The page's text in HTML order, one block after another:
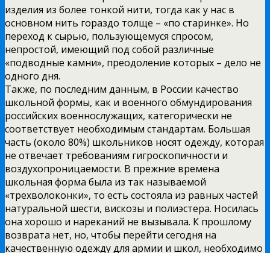
изделия из более тонкой нити, тогда как у нас в
основном нить гораздо толще – «по старинке». Но
переход к сырью, пользующемуся спросом,
непростой, имеющий под собой различные
«подводные камни», преодоление которых – дело не
одного дня.
Также, по последним данным, в России качество
школьной формы, как и военного обмундирования
российских военнослужащих, категорически не
соответствует необходимым стандартам. Большая
часть (около 80%) школьников носят одежду, которая
не отвечает требованиям гигроскопичности и
воздухопроницаемости. В прежние времена
школьная форма была из так называемой
«трехволоконки», то есть состояла из равных частей
натуральной шести, вискозы и полиэстера. Носилась
она хорошо и нареканий не вызывала. К прошлому
возврата нет, но, чтобы перейти сегодня на
качественную одежду для армии и школ, необходимо